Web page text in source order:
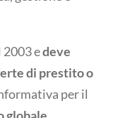
edeve
di prestito o
per il